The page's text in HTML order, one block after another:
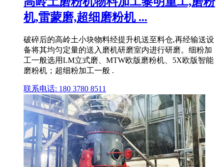
机,雷蒙磨,超细磨粉机 ...
破碎后的高岭土小块物料经提升机送至料仓,再经输送设
备将其均匀定量的送入磨机研磨室内进行研磨。细粉加
工一般选用LM立式磨、MTW欧版磨粉机、5X欧版智能
磨粉机；超细粉加工一般 .
联系电话: 180 3780 8511